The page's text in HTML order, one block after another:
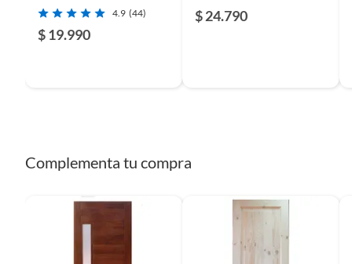
4.9 (44)
$ 19.990
$ 24.790
Complementa tu compra